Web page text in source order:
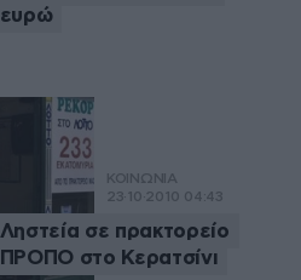
ευρώ
ΚΟΙΝΩΝΙΑ
23·10·2010 04:43
Ληστεία σε πρακτορείο
ΠΡΟΠΟ στο Κερατσίνι